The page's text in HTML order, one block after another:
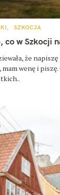
SZKOCJA
co w Szkocji
że
wenę i